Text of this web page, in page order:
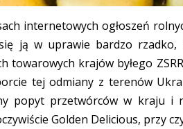
internetowych ogłoszeń
ją w uprawie bardzo
towarowych krajów byłego
tej odmiany z terenów
popyt przetwórców w kraju i
Golden Delicious, przy